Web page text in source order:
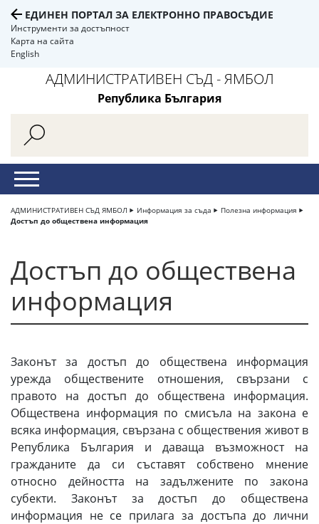
ЕДИНЕН ПОРТАЛ ЗА ЕЛЕКТРОННО ПРАВОСЪДИЕ
Инструменти за достъпност
Карта на сайта
English
АДМИНИСТРАТИВЕН СЪД - ЯМБОЛ
Република България
АДМИНИСТРАТИВЕН СЪД ЯМБОЛ Информация за съда
Полезна информация
Достъп до обществена информация
Достъп до обществена
информация
Законът за достъп до обществена информация
урежда обществените отношения, свързани с
правото на достъп до обществена информация.
Обществена информация по смисъла на закона е
всяка информация, свързана с обществения живот в
Република България и даваща възможност на
гражданите да си съставят собствено мнение
относно дейността на задължените по закона
субекти. Законът за достъп до обществена
информация не се прилага за достъпа до лични